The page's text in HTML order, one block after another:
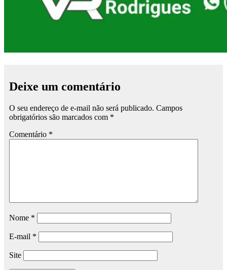
Deixe um comentário
O seu endereço de e-mail não será publicado. Campos
obrigatórios são marcados com *
Comentário *
Nome *
E-mail *
Site